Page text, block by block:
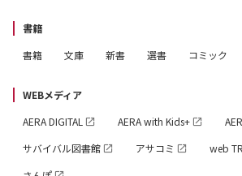
書籍
書籍
文庫 新書 選書 コミック
WEBメディア
AERA DIGITAL
AERA with Kids+
サバイバル図書館
アサコミ
web